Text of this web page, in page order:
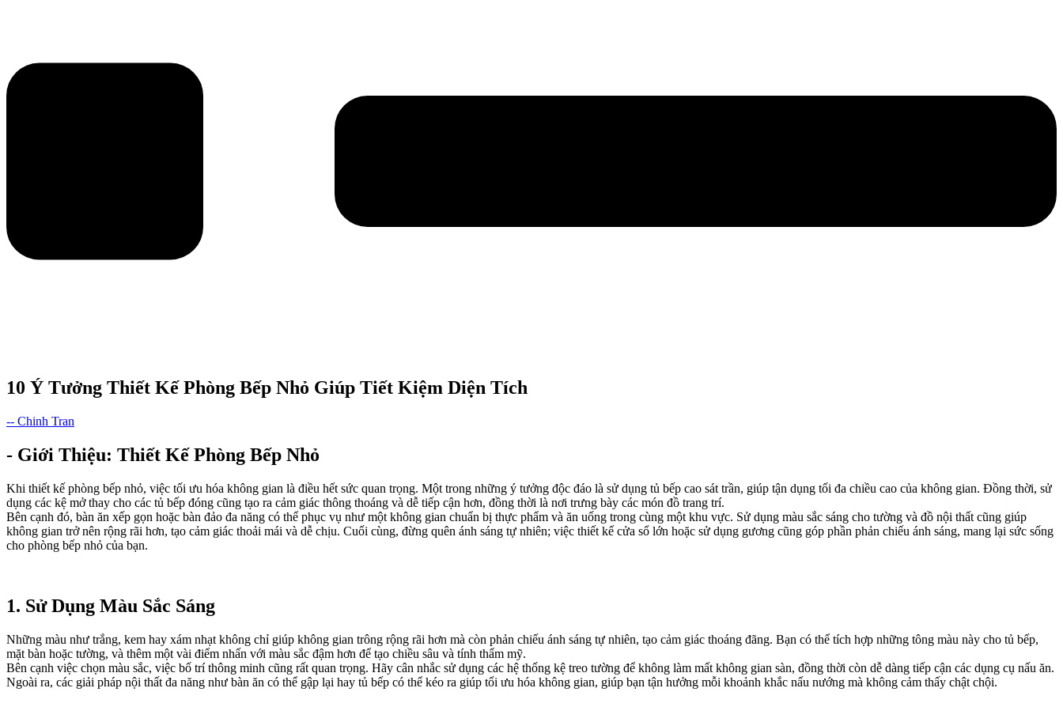
10 Ý Tưởng Thiết Kế Phòng Bếp Nhỏ Giúp Tiết Kiệm Diện Tích
-- Chinh Tran
- Giới Thiệu: Thiết Kế Phòng Bếp Nhỏ
Khi thiết kế phòng bếp nhỏ, việc tối ưu hóa không gian là điều hết sức quan trọng. Một trong những ý tưởng độc đáo là sử dụng tủ bếp cao sát trần, giúp tận dụng tối đa chiều cao của không gian. Đồng thời, sử
dụng các kệ mở thay cho các tủ bếp đóng cũng tạo ra cảm giác thông thoáng và dễ tiếp cận hơn, đồng thời là nơi trưng bày các món đồ trang trí.
Bên cạnh đó, bàn ăn xếp gọn hoặc bàn đảo đa năng có thể phục vụ như một không gian chuẩn bị thực phẩm và ăn uống trong cùng một khu vực. Sử dụng màu sắc sáng cho tường và đồ nội thất cũng giúp
không gian trở nên rộng rãi hơn, tạo cảm giác thoải mái và dễ chịu. Cuối cùng, đừng quên ánh sáng tự nhiên; việc thiết kế cửa sổ lớn hoặc sử dụng gương cũng góp phần phản chiếu ánh sáng, mang lại sức sống
cho phòng bếp nhỏ của bạn.
1. Sử Dụng Màu Sắc Sáng
Những màu như trắng, kem hay xám nhạt không chỉ giúp không gian trông rộng rãi hơn mà còn phản chiếu ánh sáng tự nhiên, tạo cảm giác thoáng đãng. Bạn có thể tích hợp những tông màu này cho tủ bếp,
mặt bàn hoặc tường, và thêm một vài điểm nhấn với màu sắc đậm hơn để tạo chiều sâu và tính thẩm mỹ.
Bên cạnh việc chọn màu sắc, việc bố trí thông minh cũng rất quan trọng. Hãy cân nhắc sử dụng các hệ thống kệ treo tường để không làm mất không gian sàn, đồng thời còn dễ dàng tiếp cận các dụng cụ nấu ăn.
Ngoài ra, các giải pháp nội thất đa năng như bàn ăn có thể gập lại hay tủ bếp có thể kéo ra giúp tối ưu hóa không gian, giúp bạn tận hưởng mỗi khoảnh khắc nấu nướng mà không cảm thấy chật chội.